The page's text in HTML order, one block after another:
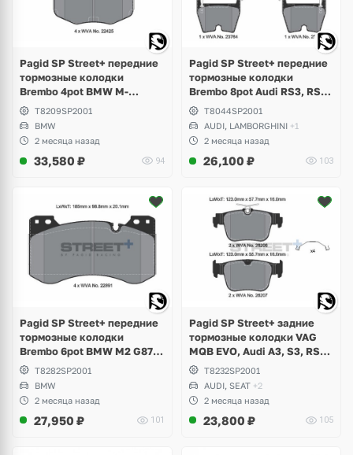
Pagid SP Street+ передние
тормозные колодки
Brembo 4pot BMW M-
Perfomance G-Series,
Toyota Supra GR A90
T8209SP2001
BMW
2 месяца назад
33,580 ₽ 94
Pagid SP Street+ передние
тормозные колодки
Brembo 8pot Audi RS3, RS4
B8, RS5, RSQ3, TTRS, R8,
Lamborghini Gallardo,
Volkswagen Phaeton W12
T8044SP2001
AUDI, LAMBORGHINI +1
2 месяца назад
26,100 ₽ 103
Pagid SP Street+ передние
тормозные колодки
Brembo 6pot BMW M2 G87,
M3 G80, G81, M4 G82
Competition
T8282SP2001
BMW
2 месяца назад
27,950 ₽ 101
Pagid SP Street+ задние
тормозные колодки VAG
MQB EVO, Audi A3, S3, RS3,
Q3, Volkswagen Golf 8 R,
GTI, Tiguan, Passat B9, Seat
Leon, Formentor Cupra
T8232SP2001
AUDI, SEAT +2
2 месяца назад
23,800 ₽ 105